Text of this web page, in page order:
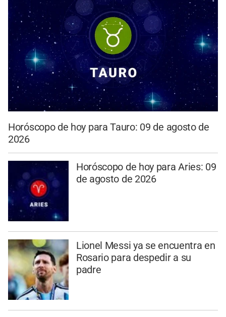
Horóscopo de hoy para Tauro: 09 de agosto de
2026
Horóscopo de hoy para Aries: 09
de agosto de 2026
Lionel Messi ya se encuentra en
Rosario para despedir a su
padre